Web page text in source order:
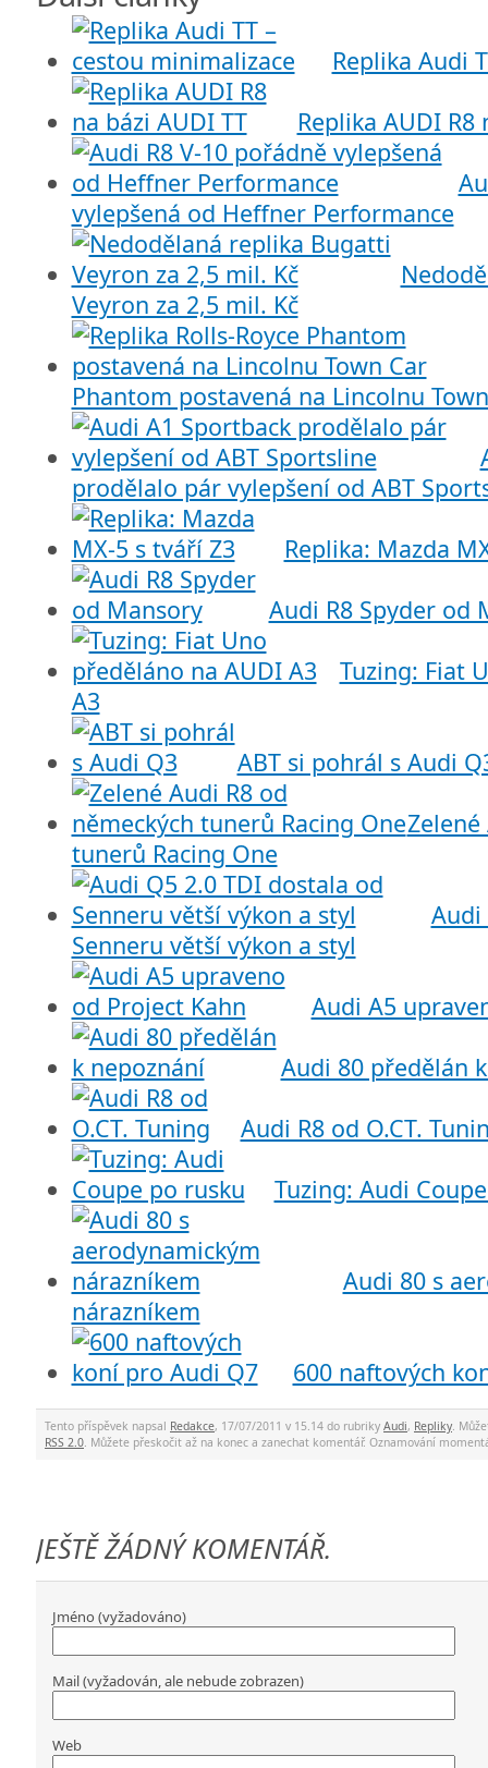
Replika Audi
Replika AUDI R8
vylepšená od Heffner Performance
Veyron za 2,5 mil. Kč
Phantom postavená na Lincolnu
prodělalo pár vylepšení od ABT
Replika: Mazda
Audi R8 Spyder od
Tuzing: Fiat
A3
ABT si pohrál s Audi
Zelené
tunerů Racing One
Audi
Senneru větší výkon a styl
Audi A5
Audi 80 předělán
Audi R8 od O.CT.
Tuzing: Audi
Audi 80 s
nárazníkem
600 naftových
Tento příspěvek napsal Redakce, 17/07/2011 v 15.14 do rubriky Audi, Repliky.
RSS 2.0. Můžete přeskočit až na konec a zanechat komentář. Oznamování
JEŠTĚ ŽÁDNÝ KOMENTÁŘ.
Jméno (vyžadováno)
Mail (vyžadován, ale nebude zobrazen)
Web